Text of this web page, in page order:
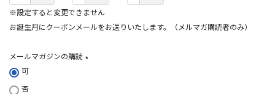
必
須
※設定すると変更できません
お誕生月にクーポンメールをお送りいたします。（メルマガ購読者のみ）
メールマガジンの購読
可
否